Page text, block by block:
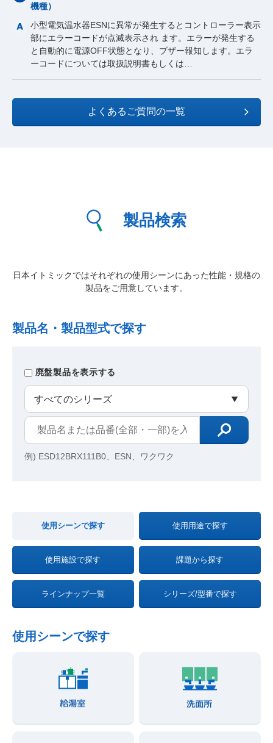
機種）
小型電気温水器ESNに異常が発生するとコントローラー表示
部にエラーコードが点滅表示され ます。エラーが発生する
と自動的に電源OFF状態となり、ブザー報知します。エラ
ーコードについては取扱説明書もしくは…
よくあるご質問の一覧
製品検索
日本イトミックではそれぞれの使用シーンにあった性能・規格の
製品をご用意しています。
製品名・製品型式で探す
廃盤製品を表示する
例) ESD12BRX111B0、ESN、ワクワク
使用シーンで探す 使用用途で探す
使用施設で探す 課題から探す
ラインナップ一覧 シリーズ/型番で探す
使用シーンで探す